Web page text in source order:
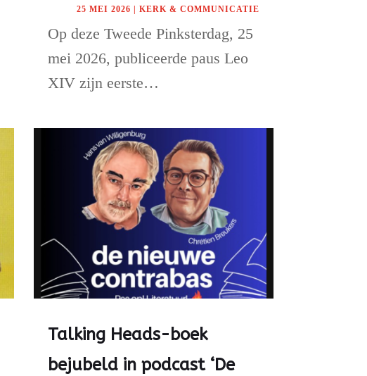
25 MEI 2026 KERK & COMMUNICATIE
Op deze Tweede Pinksterdag, 25
mei 2026, publiceerde paus Leo
XIV zijn eerste…
Talking Heads-boek
bejubeld in podcast ‘De